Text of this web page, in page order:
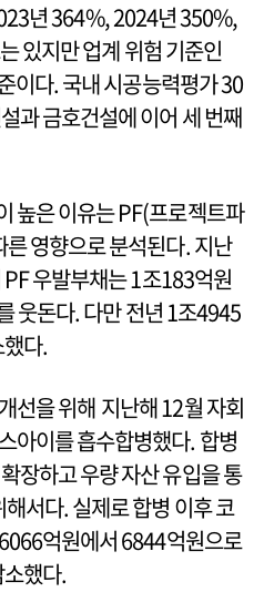
년 364%, 2024년 350%,
있지만 업계 위험 기준인
이다. 국내 시공능력평가 30
과 금호건설에 이어 세 번째
높은 이유는 PF(프로젝트파
영향으로 분석된다. 지난
우발부채는 1조183억원
웃돈다. 다만 전년 1조4945
다.
선을 위해 지난해 12월 자회
아이를 흡수합병했다. 합병
장하고 우량 자산 유입을 통
서다. 실제로 합병 이후 코
억원에서 6844억원으로
했다.